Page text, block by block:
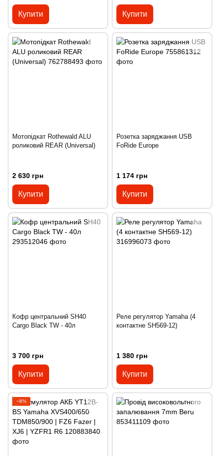
Купити Купити
Мотопідкат Rothewald ALU
роликовий REAR (Universal)
2 630 грн
Купити
Розетка заряджання USB
FoRide Europe
1 174 грн
Купити
Кофр центральний SH40
Cargo Black TW - 40л
3 700 грн
Купити
Реле регулятор Yamaha (4
контактне SH569-12)
1 380 грн
Купити
−8%